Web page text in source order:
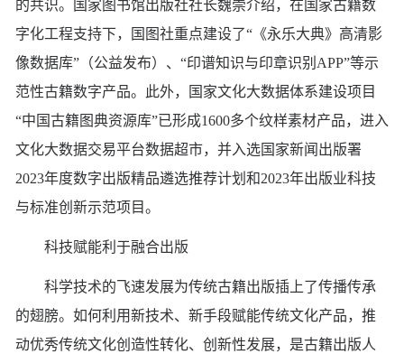
的共识。国家图书馆出版社社长魏崇介绍，在国家古籍数
字化工程支持下，国图社重点建设了“《永乐大典》高清影
像数据库”（公益发布）、“印谱知识与印章识别APP”等示
范性古籍数字产品。此外，国家文化大数据体系建设项目
“中国古籍图典资源库”已形成1600多个纹样素材产品，进入
文化大数据交易平台数据超市，并入选国家新闻出版署
2023年度数字出版精品遴选推荐计划和2023年出版业科技
与标准创新示范项目。
科技赋能利于融合出版
科学技术的飞速发展为传统古籍出版插上了传播传承
的翅膀。如何利用新技术、新手段赋能传统文化产品，推
动优秀传统文化创造性转化、创新性发展，是古籍出版人